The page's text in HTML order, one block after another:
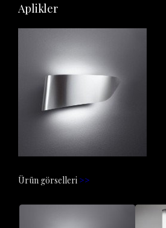
Aplikler
Ürün görselleri >>